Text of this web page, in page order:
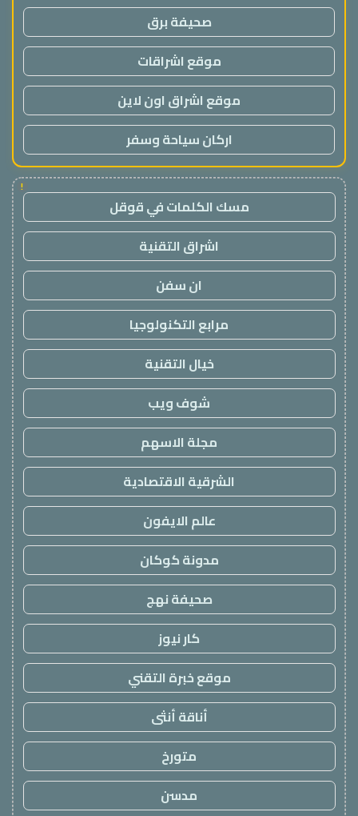
صحيفة برق
موقع اشراقات
موقع اشراق اون لاين
اركان سياحة وسفر
!
مسك الكلمات في قوقل
اشراق التقنية
ان سفن
مرابع التكنولوجيا
خيال التقنية
شوف ويب
مجلة الاسهم
الشرقية الاقتصادية
عالم الايفون
مدونة كوكان
صحيفة نهج
كار نيوز
موقع خبرة التقني
أناقة أنثى
متورخ
مدسن